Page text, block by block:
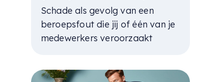
Schade als gevolg van een
beroepsfout die jij of één van je
medewerkers veroorzaakt